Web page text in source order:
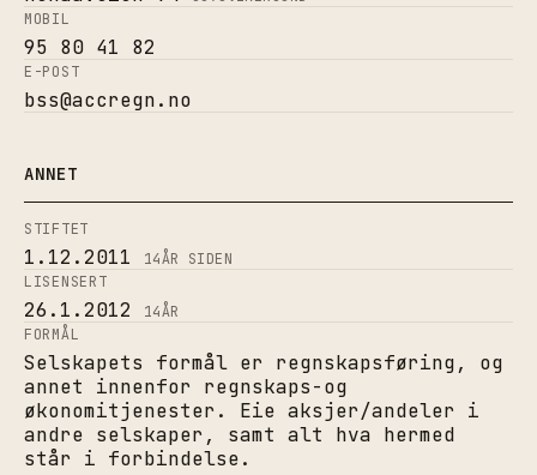
MOBIL
95 80 41 82
E-POST
bss@accregn.no
ANNET
STIFTET
1.12.2011 14ÅR SIDEN
LISENSERT
26.1.2012 14ÅR
FORMÅL
Selskapets formål er regnskapsføring, og
annet innenfor regnskaps-og
økonomitjenester. Eie aksjer/andeler i
andre selskaper, samt alt hva hermed
står i forbindelse.